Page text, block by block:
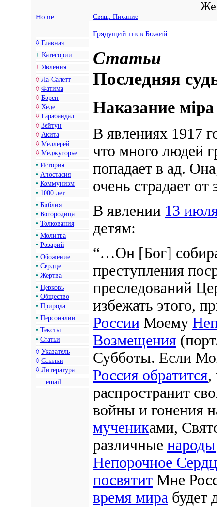
Home Свящ. Писание
◊ Главная
+ Категории
+ Явления
◊ Ла-Салетт
◊ Фатима
◊ Борен
◊ Хеде
◊ Гарабандал
◊ Зейтун
◊ Акита
◊ Меллерей
◊ Меджугорье
• История
• Апостасия
• Коммунизм
• 1000 лет
• Библия
• Богородица
• Толкования
• Молитва
• Розарий
• Обожение
• Сердце
• Жертва
• Церковь
• Общество
• Природа
• Персоналии
• Тексты
• Статьи
◊ Указатель
◊ Ссылки
◊ Литература
email
Грядущий гнев Божий
Статьи
Последняя
Наказание мiра
В явлениях 1917
что много людей
попадает в ад.
очень страдает от
В явлении 13
детям:
“…Он [Бог]
преступления
преследований
избежать этого,
России Моему
Возмещения (
Субботы. Если
Россия обратится,
распространит
войны и гонения
мучениками,
различные народы
Непорочное
посвятит Мне
время мира будет